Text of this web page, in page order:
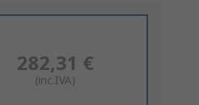
282,31 €
(inc.IVA)